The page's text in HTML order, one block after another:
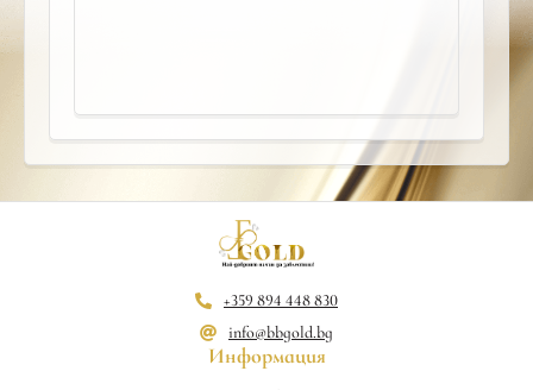
+359 894 448 830
info@bbgold.bg
Информация